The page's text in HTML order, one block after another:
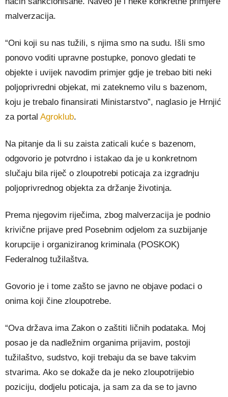
malverzacija.
“Oni koji su nas tužili, s njima smo na sudu. Išli smo
ponovo voditi upravne postupke, ponovo gledati te
objekte i uvijek navodim primjer gdje je trebao biti neki
poljoprivredni objekat, mi zateknemo vilu s bazenom,
koju je trebalo finansirati Ministarstvo”, naglasio je Hrnjić
za portal Agroklub.
Na pitanje da li su zaista zaticali kuće s bazenom,
odgovorio je potvrdno i istakao da je u konkretnom
slučaju bila riječ o zloupotrebi poticaja za izgradnju
poljoprivrednog objekta za držanje životinja.
Prema njegovim riječima, zbog malverzacija je podnio
krivične prijave pred Posebnim odjelom za suzbijanje
korupcije i organiziranog kriminala (POSKOK)
Federalnog tužilaštva.
Govorio je i tome zašto se javno ne objave podaci o
onima koji čine zloupotrebe.
“Ova država ima Zakon o zaštiti ličnih podataka. Moj
posao je da nadležnim organima prijavim, postoji
tužilaštvo, sudstvo, koji trebaju da se bave takvim
stvarima. Ako se dokaže da je neko zloupotrijebio
poziciju, dodjelu poticaja, ja sam za da se to javno